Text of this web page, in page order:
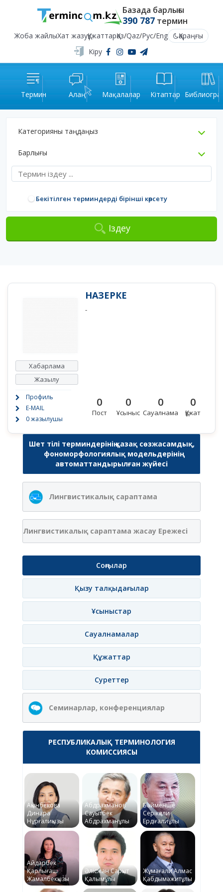
Базада барлығы
390 787термин
Жоба жайлыХат жазуҚұжаттарҚаз/Qaz/Рус/Eng
Қараңғы
Кіру
Термин Алаң Мақалалар Кітаптар
Категорияны таңдаңыз
Барлығы
Бекітілген терминдерді бірінші көрсету
Іздеу
Хабарлама
Жазылу
Профиль
E-MAIL
0 жазылушы
НАЗЕРКЕ
-
0
Пост
0
Ұсыныс
0
Сауалнама
0
Құжат
Шет тілі терминдерінің қазақ сөзжасамдық,
фономорфологиялық модельдерінің
автоматтандырылған жүйесі
Лингвистикалық сараптама
Лингвистикалық сараптама жасау Ережесі
Соңғылар
Қызу талқыдағылар
Ұсыныстар
Сауалнамалар
Құжаттар
Суреттер
Семинарлар, конференциялар
РЕСПУБЛИКАЛЫҚ ТЕРМИНОЛОГИЯ
КОМИССИЯСЫ
Ақынбекова
Динара
Нұрғалиқызы
Абдрахманов
Сауытбек
Абдрахманұлы
Байменше
Серікқали
Ердіғалиұлы
Айдарбек
Қарлығаш
Жамалбекқызы
Әлісжан Сарқыт
Қалымұлы
Жұмағали Алмас
Қабдымәжитұлы